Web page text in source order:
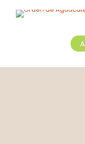
tiene